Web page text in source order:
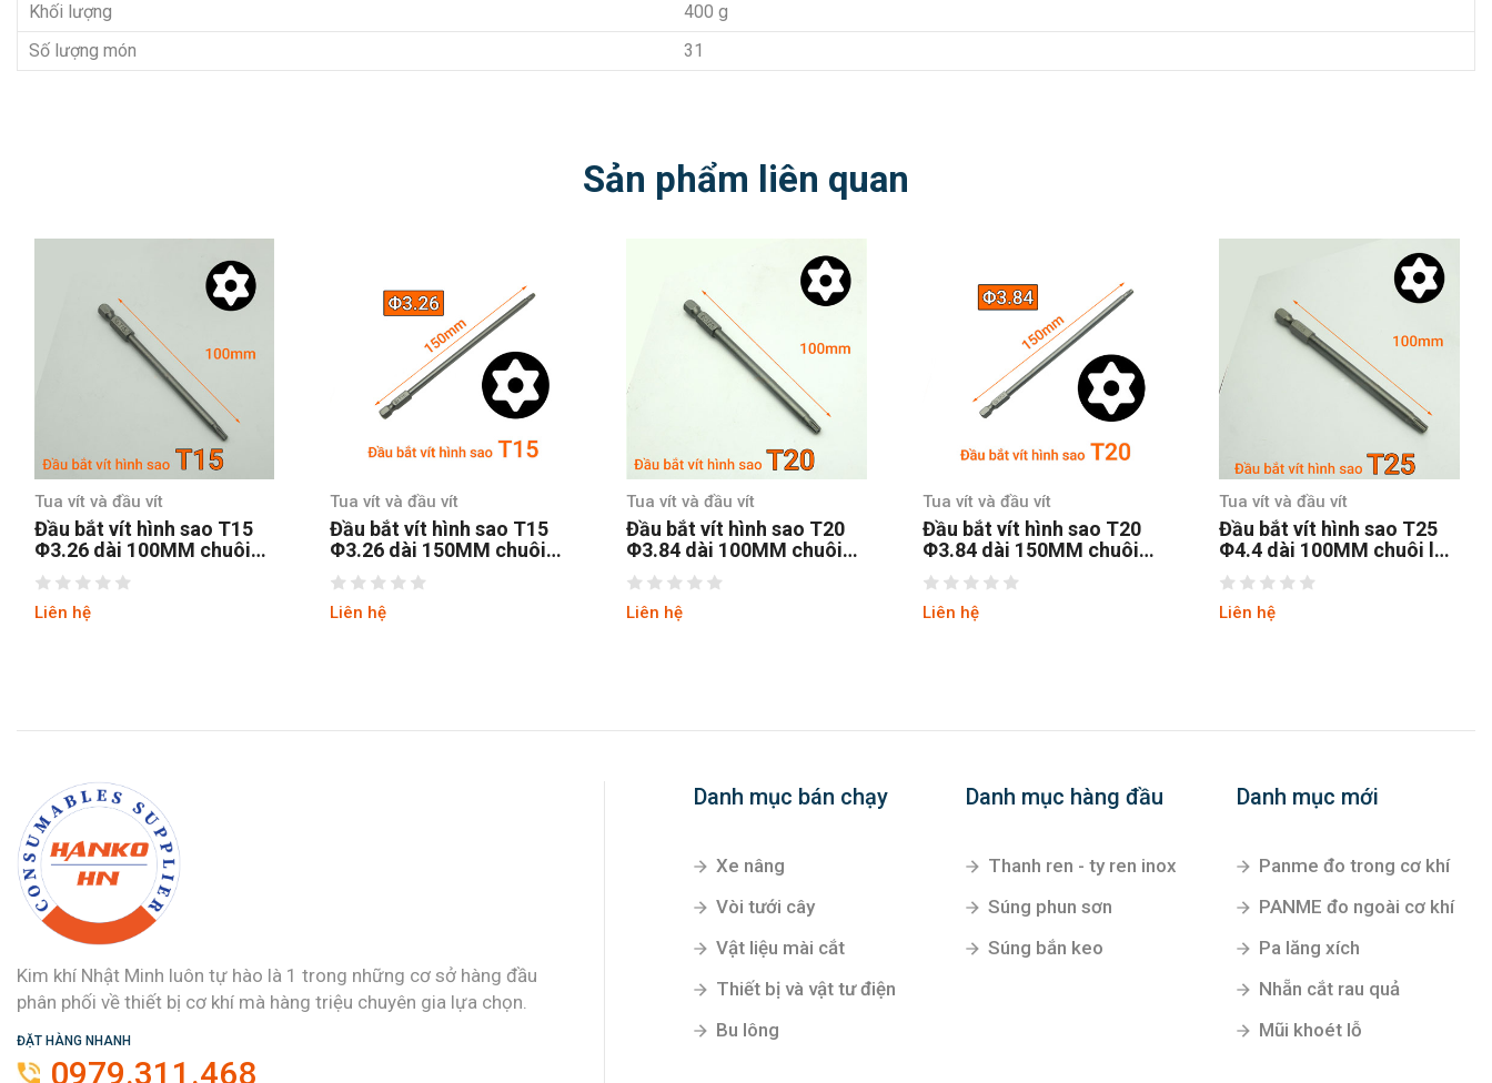
Khối lượng
400 g
Số lượng món
31
Sản phẩm liên quan
Tua vít và đầu vít
Đầu bắt vít hình sao T15
Φ3.26 dài 100MM chuôi
lục thép S2
Liên hệ
Tua vít và đầu vít
Đầu bắt vít hình sao T15
Φ3.26 dài 150MM chuôi
lục
Liên hệ
Tua vít và đầu vít
Đầu bắt vít hình sao T20
Φ3.84 dài 100MM chuôi
lục thép S2
Liên hệ
Tua vít và đầu vít
Đầu bắt vít hình sao T20
Φ3.84 dài 150MM chuôi
lục
Liên hệ
Tua vít và đầu vít
Đầu bắt vít hình sao T25
Φ4.4 dài 100MM chuôi lục
thép S2
Liên hệ
Kim khí Nhật Minh luôn tự hào là 1 trong những cơ sở hàng đầu
phân phối về thiết bị cơ khí mà hàng triệu chuyên gia lựa chọn.
ĐẶT HÀNG NHANH
0979.311.468
Danh mục bán chạy
Xe nâng
Vòi tưới cây
Vật liệu mài cắt
Thiết bị và vật tư điện
Bu lông
Danh mục hàng đầu
Thanh ren - ty ren inox
Súng phun sơn
Súng bắn keo
Danh mục mới
Panme đo trong cơ khí
PANME đo ngoài cơ khí
Pa lăng xích
Nhẵn cắt rau quả
Mũi khoét lỗ